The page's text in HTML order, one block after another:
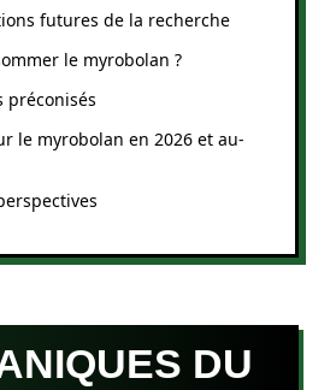
futures de la recherche
le myrobolan ?
préconisés
le myrobolan en 2026 et au-
DU